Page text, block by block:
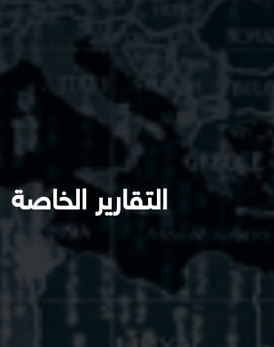
التقارير الخاصة